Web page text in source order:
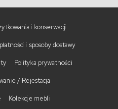
i konserwacji
i sposoby dostawy
Polityka prywatności
/ Rejestacja
Kolekcje mebli